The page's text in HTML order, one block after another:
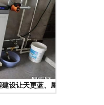
设让天更蓝、屋更暖